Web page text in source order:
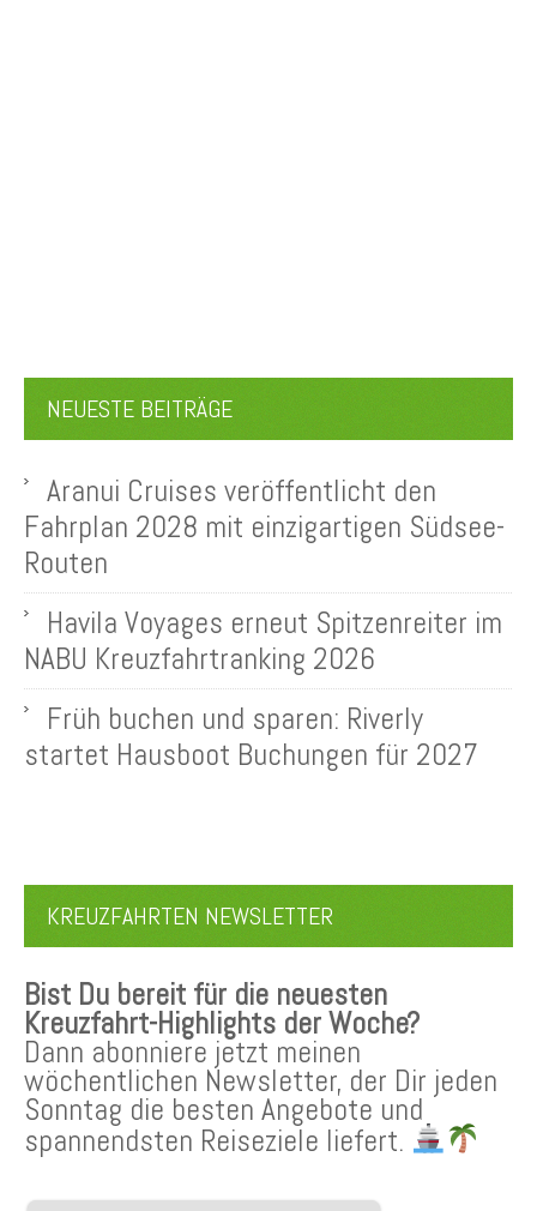
NEUESTE BEITRÄGE
Aranui Cruises veröffentlicht den
Fahrplan 2028 mit einzigartigen Südsee-
Routen
Havila Voyages erneut Spitzenreiter im
NABU Kreuzfahrtranking 2026
Früh buchen und sparen: Riverly
startet Hausboot Buchungen für 2027
KREUZFAHRTEN NEWSLETTER
Bist Du bereit für die neuesten
Kreuzfahrt-Highlights der Woche?
Dann abonniere jetzt meinen
wöchentlichen Newsletter, der Dir jeden
Sonntag die besten Angebote und
spannendsten Reiseziele liefert.